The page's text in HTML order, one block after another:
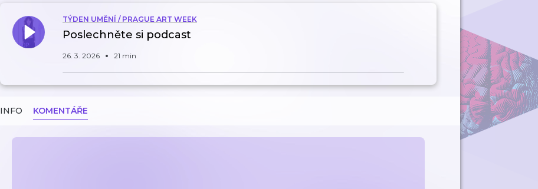
TÝDEN UMĚNÍ / PRAGUE ART WEEK
Poslechněte si podcast
26. 3. 2026 21 min
INFO KOMENTÁŘE